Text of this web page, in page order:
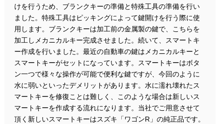
けを行うため、ブランクキーの準備と特殊工具の準備を行い
ました。特殊工具はピッキングによって鍵開けを行う際に使
用します。ブランクキーは加工前の金属製の鍵で、こちらを
加工しメカニカルキー完成させました。続いて、スマートキ
ー作成を行いました。最近の自動車の鍵はメカニカルキーと
スマートキーがセットになっています。スマートキーはボタ
ン一つで様々な操作が可能で便利な鍵ですが、今回のように
水に弱いといったデメリットがあります。水に濡れ壊れたス
マートキーを修復ことは難しく、このような場合は新しいス
マートキーを作成する流れになります。当社でご用意させて
頂く新しいスマートキーはスズキ「ワゴンR」の純正品です。